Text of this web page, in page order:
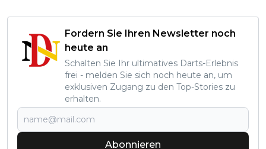
Fordern Sie Ihren Newsletter noch
heute an
Schalten Sie Ihr ultimatives Darts-Erlebnis
frei - melden Sie sich noch heute an, um
exklusiven Zugang zu den Top-Stories zu
erhalten.
Abonnieren